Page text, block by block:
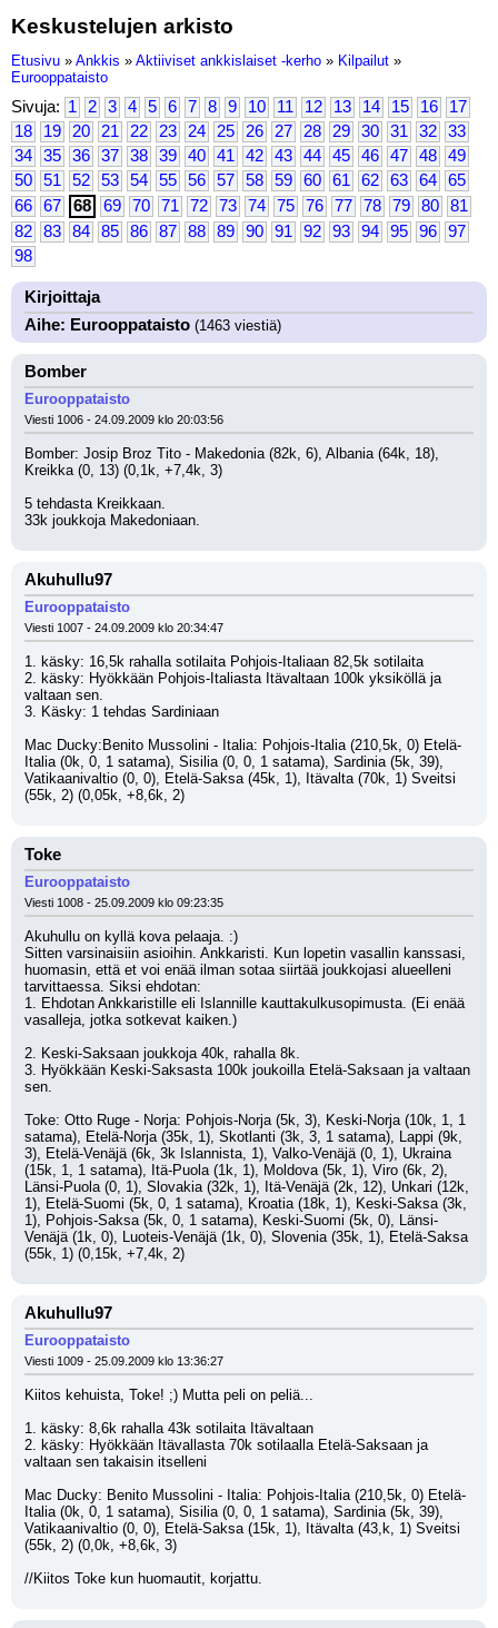
Keskustelujen arkisto
Etusivu » Ankkis » Aktiiviset ankkislaiset -kerho » Kilpailut »
Eurooppataisto
Sivuja: 1 2 3 4 5 6 7 8 9 10 11 12 13 14 15 16
17
18
19 20 21 22 23 24 25 26 27 28 29 30 31 32
33
34
35 36 37 38 39 40 41 42 43 44 45 46 47 48
49
50
51 52 53 54 55 56 57 58 59 60 61 62 63 64
65
66
67 68 69 70 71 72 73 74 75 76 77 78 79 80
81
82
83 84 85 86 87 88 89 90 91 92 93 94 95 96
97
98
Kirjoittaja
Aihe: Eurooppataisto (1463 viestiä)
Bomber
Eurooppataisto
Viesti 1006 - 24.09.2009 klo 20:03:56
Bomber: Josip Broz Tito - Makedonia (82k, 6), Albania (64k, 18),
Kreikka (0, 13) (0,1k, +7,4k, 3)
5 tehdasta Kreikkaan.
33k joukkoja Makedoniaan.
Akuhullu97
Eurooppataisto
Viesti 1007 - 24.09.2009 klo 20:34:47
1. käsky: 16,5k rahalla sotilaita Pohjois-Italiaan 82,5k sotilaita
2. käsky: Hyökkään Pohjois-Italiasta Itävaltaan 100k yksiköllä ja
valtaan sen.
3. Käsky: 1 tehdas Sardiniaan
Mac Ducky:Benito Mussolini - Italia: Pohjois-Italia (210,5k, 0) Etelä-
Italia (0k, 0, 1 satama), Sisilia (0, 0, 1 satama), Sardinia (5k, 39),
Vatikaanivaltio (0, 0), Etelä-Saksa (45k, 1), Itävalta (70k, 1) Sveitsi
(55k, 2) (0,05k, +8,6k, 2)
Toke
Eurooppataisto
Viesti 1008 - 25.09.2009 klo 09:23:35
Akuhullu on kyllä kova pelaaja. :)
Sitten varsinaisiin asioihin. Ankkaristi. Kun lopetin vasallin kanssasi,
huomasin, että et voi enää ilman sotaa siirtää joukkojasi alueelleni
tarvittaessa. Siksi ehdotan:
1. Ehdotan Ankkaristille eli Islannille kauttakulkusopimusta. (Ei enää
vasalleja, jotka sotkevat kaiken.)
2. Keski-Saksaan joukkoja 40k, rahalla 8k.
3. Hyökkään Keski-Saksasta 100k joukoilla Etelä-Saksaan ja valtaan
sen.
Toke: Otto Ruge - Norja: Pohjois-Norja (5k, 3), Keski-Norja (10k, 1, 1
satama), Etelä-Norja (35k, 1), Skotlanti (3k, 3, 1 satama), Lappi (9k,
3), Etelä-Venäjä (6k, 3k Islannista, 1), Valko-Venäjä (0, 1), Ukraina
(15k, 1, 1 satama), Itä-Puola (1k, 1), Moldova (5k, 1), Viro (6k, 2),
Länsi-Puola (0, 1), Slovakia (32k, 1), Itä-Venäjä (2k, 12), Unkari (12k,
1), Etelä-Suomi (5k, 0, 1 satama), Kroatia (18k, 1), Keski-Saksa (3k,
1), Pohjois-Saksa (5k, 0, 1 satama), Keski-Suomi (5k, 0), Länsi-
Venäjä (1k, 0), Luoteis-Venäjä (1k, 0), Slovenia (35k, 1), Etelä-Saksa
(55k, 1) (0,15k, +7,4k, 2)
Akuhullu97
Eurooppataisto
Viesti 1009 - 25.09.2009 klo 13:36:27
Kiitos kehuista, Toke! ;) Mutta peli on peliä...
1. käsky: 8,6k rahalla 43k sotilaita Itävaltaan
2. käsky: Hyökkään Itävallasta 70k sotilaalla Etelä-Saksaan ja
valtaan sen takaisin itselleni
Mac Ducky: Benito Mussolini - Italia: Pohjois-Italia (210,5k, 0) Etelä-
Italia (0k, 0, 1 satama), Sisilia (0, 0, 1 satama), Sardinia (5k, 39),
Vatikaanivaltio (0, 0), Etelä-Saksa (15k, 1), Itävalta (43,k, 1) Sveitsi
(55k, 2) (0,0k, +8,6k, 3)
//Kiitos Toke kun huomautit, korjattu.